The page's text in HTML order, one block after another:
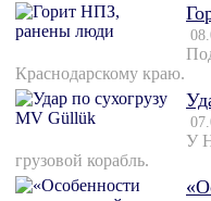
Краснодарскому краю.
У
грузовой корабль.